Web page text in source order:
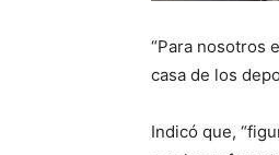
“Para nosotros
casa de los
Indicó que,